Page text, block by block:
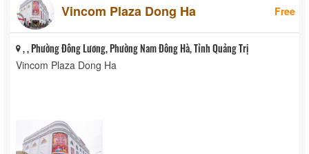
Vincom Plaza Dong Ha Free
, , Phường Đông Lương, Phường Nam Đông Hà, Tỉnh Quảng Trị
Vincom Plaza Dong Ha